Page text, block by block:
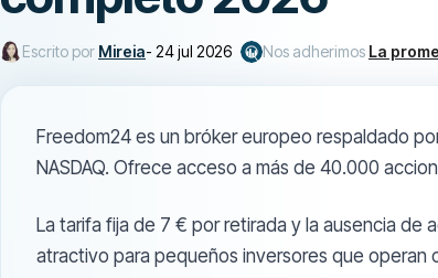
Escrito por Mireia- 24 jul 2026 Nos adherimos La
Freedom24 es un bróker europeo respaldado
NASDAQ. Ofrece acceso a más de 40.000
La tarifa fija de 7 € por retirada y la ausencia de
atractivo para pequeños inversores que operan